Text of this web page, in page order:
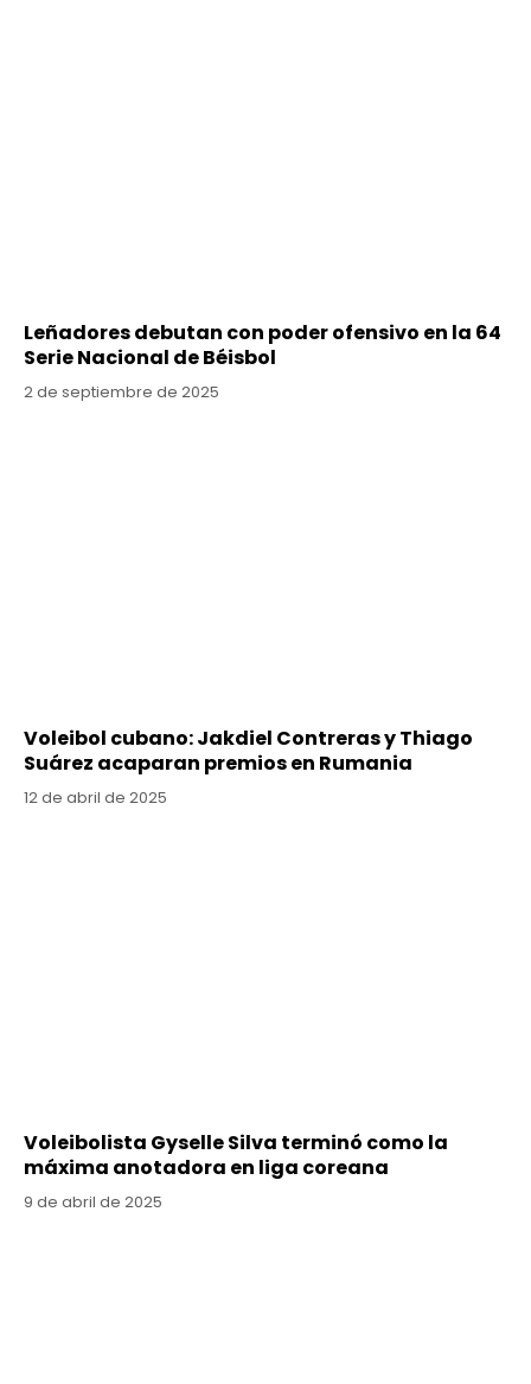
Leñadores debutan con poder ofensivo en la 64
Serie Nacional de Béisbol
2 de septiembre de 2025
Voleibol cubano: Jakdiel Contreras y Thiago
Suárez acaparan premios en Rumania
12 de abril de 2025
Voleibolista Gyselle Silva terminó como la
máxima anotadora en liga coreana
9 de abril de 2025